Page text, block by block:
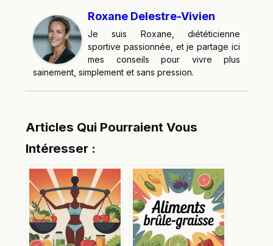
Roxane Delestre-Vivien
Je suis Roxane, diététicienne
sportive passionnée, et je partage ici
mes conseils pour vivre plus
sainement, simplement et sans pression.
Articles Qui Pourraient Vous
Intéresser :